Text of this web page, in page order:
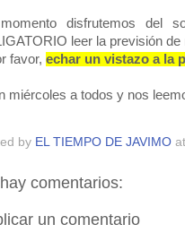
disfrutemos del
leer la previsión
favor, echar un vistazo a la
miércoles a todos y nos
by EL TIEMPO DE JAVIMO at
comentarios:
un comentario